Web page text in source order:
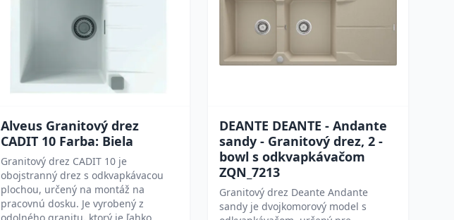
Alveus Granitový drez
CADIT 10 Farba: Biela
Granitový drez CADIT 10 je
obojstranný drez s odkvapkávacou
plochou, určený na montáž na
pracovnú dosku. Je vyrobený z
DEANTE DEANTE - Andante
sandy - Granitový drez, 2 -
bowl s odkvapkávačom
ZQN_7213
Granitový drez Deante Andante
sandy je dvojkomorový model s